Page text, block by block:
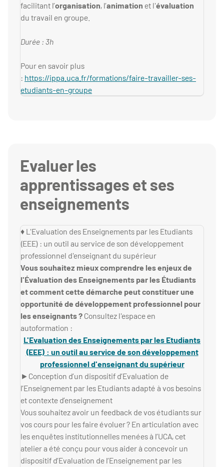
facilitant l’organisation, l’animation et l'évaluation
du travail en groupe.
Durée : 3h
Pour en savoir plus
: https://ippa.uca.fr/formations/faire-travailler-ses-
etudiants-en-groupe
Evaluer les
apprentissages et ses
enseignements
♦ L'Evaluation des Enseignements par les Etudiants
(EEE) : un outil au service de son développement
professionnel d'enseignant du supérieur
Vous souhaitez mieux comprendre les enjeux de
l'Évaluation des Enseignements par les Étudiants
et comment cette démarche peut constituer une
opportunité de développement professionnel pour
les enseignants ? Consultez l'espace en
autoformation :
L'Evaluation des Enseignements par les Etudiants
(EEE) : un outil au service de son développement
professionnel d'enseignant du supérieur
►Conception d’un dispositif d’Evaluation de
l’Enseignement par les Etudiants adapté à vos besoins
et contexte d’enseignement​
Vous souhaitez avoir un feedback de vos étudiants sur
vos cours pour les faire évoluer ? En articulation avec
les enquêtes institutionnelles menées à l’UCA, cet
atelier a été conçu pour vous aider à concevoir un
dispositif d’Evaluation de l’Enseignement par les